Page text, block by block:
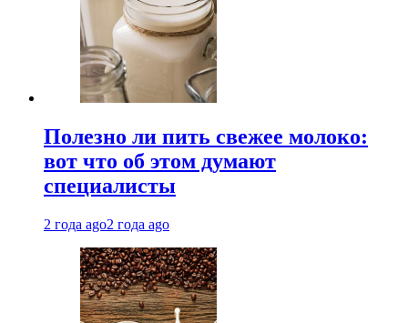
Полезно ли пить свежее молоко:
вот что об этом думают
специалисты
2 года ago2 года ago